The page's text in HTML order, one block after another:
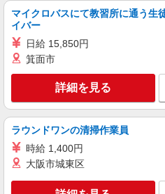
マイクロバスにて教習所に通う生
イバー
日給 15,850円
箕面市
詳細を見る
ラウンドワンの清掃作業員
時給 1,400円
大阪市城東区